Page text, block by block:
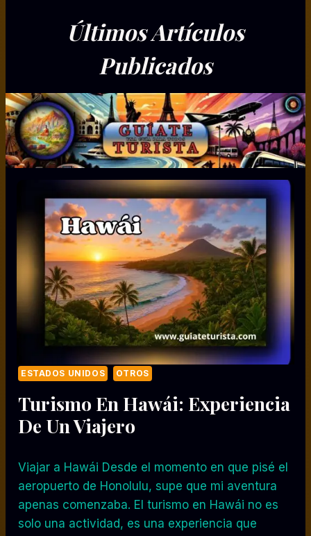
Últimos Artículos
Publicados
ESTADOS UNIDOS OTROS
Turismo En Hawái: Experiencia
De Un Viajero
Viajar a Hawái Desde el momento en que pisé el
aeropuerto de Honolulu, supe que mi aventura
apenas comenzaba. El turismo en Hawái no es
solo una actividad, es una experiencia que